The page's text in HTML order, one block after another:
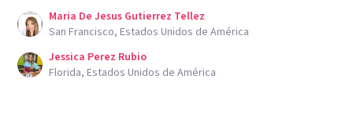
Maria De Jesus Gutierrez Tellez
San Francisco, Estados Unidos de América
Jessica Perez Rubio
Florida, Estados Unidos de América